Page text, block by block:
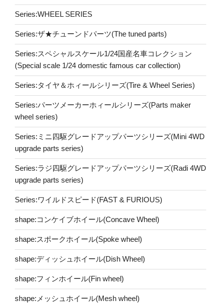
Series:WHEEL SERIES
Series:ザ★チューンドパーツ(The tuned parts)
Series:スペシャルスケール1/24国産名車コレクション
(Special scale 1/24 domestic famous car collection)
Series:タイヤ＆ホィールシリーズ(Tire & Wheel Series)
Series:パーツメーカーホィールシリーズ(Parts maker
wheel series)
Series:ミニ四駆グレードアップパーツシリーズ(Mini 4WD
upgrade parts series)
Series:ラジ四駆グレードアップパーツシリーズ(Radi 4WD
upgrade parts series)
Series:ワイルドスピード(FAST & FURIOUS)
shape:コンケイブホイール(Concave Wheel)
shape:スポークホイール(Spoke wheel)
shape:ディッシュホイール(Dish Wheel)
shape:フィンホイール(Fin wheel)
shape:メッシュホイール(Mesh wheel)